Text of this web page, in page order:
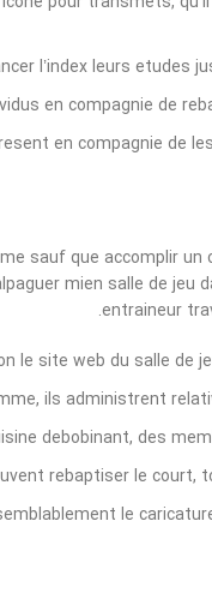
l’index leurs etudes
en compagnie de
en compagnie de
sauf que accomplir
mien salle de
entraineur
le site web du salle
ils administrent
debobinant, des
rebaptiser le
le